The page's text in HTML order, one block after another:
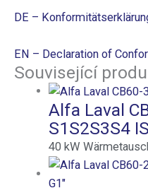
DE –
EN – Declaration of
Související
Alfa Laval
S1S2S3S4
40 kW